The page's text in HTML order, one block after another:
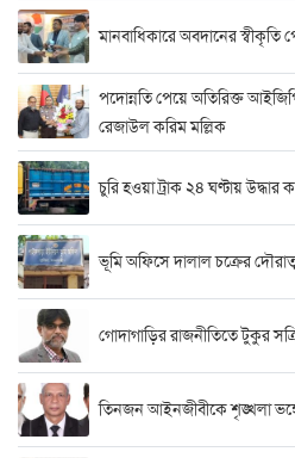
মানবাধিকারে অবদানের
পদোন্নতি পেয়ে অতিরিক্ত
রেজাউল করিম মল্লিক
চুরি হওয়া ট্রাক ২৪ ঘণ্টায়
ভূমি অফিসে দালাল চক্রের
গোদাগাড়ির রাজনীতিতে টুকুর
তিনজন আইনজীবীকে শৃঙ্খলা